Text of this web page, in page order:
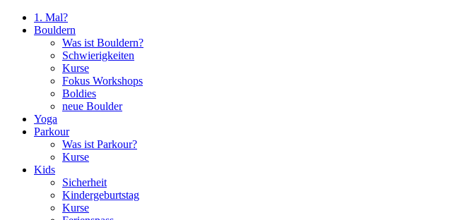
1. Mal?
Bouldern
Was ist Bouldern?
Schwierigkeiten
Kurse
Fokus Workshops
Boldies
neue Boulder
Yoga
Parkour
Was ist Parkour?
Kurse
Kids
Sicherheit
Kindergeburtstag
Kurse